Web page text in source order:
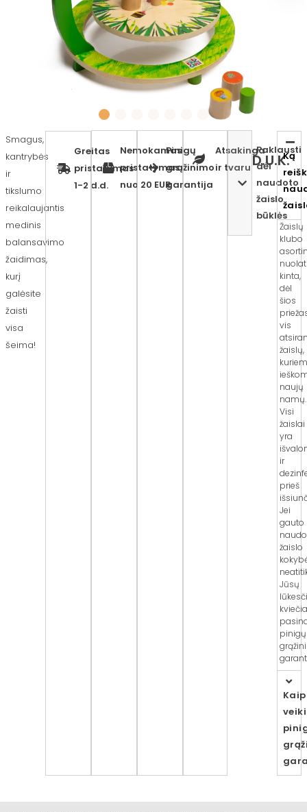
Smagus,
kantrybės
ir
tikslumo
reikalaujantis
medinis
balansavimo
žaidimas,
kurį
galėsite
žaisti
visa
šeima!
Greitas
pristatymas
1-2 d.d.
Nemokamas
pristatymas
nuo 20 EUR
Pinigų
grąžinimo
garantija
Atsakinga
ir tvaru
Paklausti
dėl
naudoto
žaislo
būklės
D.U.K.Ką
Žaislų
klubo
nuolat
kinta,
dėl
šios
vis
žaislų,
naujų
namų.
Visi
žaislai
yra
ir
prieš
Jei
gauto
žaislo
Jūsų
pinigų
Kaip